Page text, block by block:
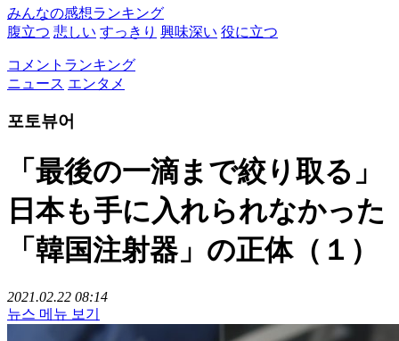
みんなの感想ランキング
腹立つ 悲しい すっきり 興味深い 役に立つ
コメントランキング
ニュース エンタメ
포토뷰어
「最後の一滴まで絞り取る」
日本も手に入れられなかった
「韓国注射器」の正体（１）
2021.02.22 08:14
뉴스 메뉴 보기